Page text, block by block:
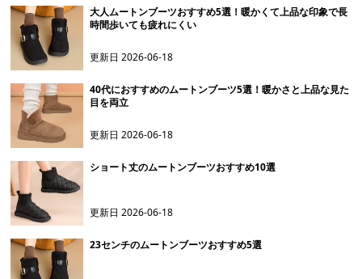
大人ムートンブーツおすすめ5選！暖かくて上品な印象で長
時間歩いても疲れにくい
更新日2026-06-18
40代におすすめのムートンブーツ5選！暖かさと上品な見た
目を両立
更新日2026-06-18
ショート丈のムートンブーツおすすめ10選
更新日2026-06-18
23センチのムートンブーツおすすめ5選